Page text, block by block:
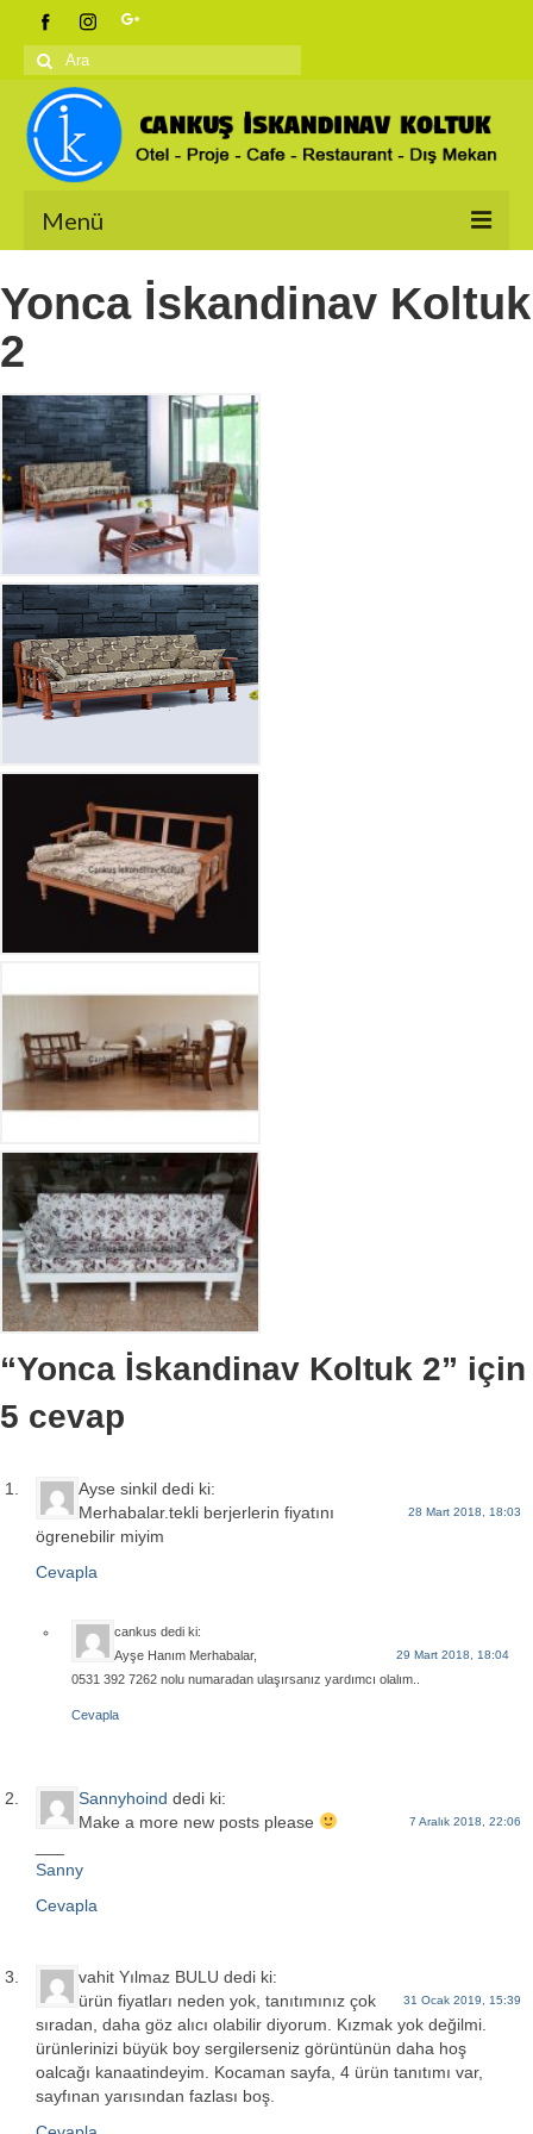
Şunu
ara:
Menü
Berjerler
Salon Takımları
Bahçe Koltukları
Balkon Koltukları
Hakkımızda
İletişim
Yonca İskandinav Koltuk
2
“Yonca İskandinav Koltuk 2” için
5 cevap
Ayse sinkil dedi ki:
28 Mart 2018, 18:03
Merhabalar.tekli berjerlerin fiyatını
ögrenebilir miyim
Cevapla
cankus dedi ki:
29 Mart 2018, 18:04
Ayşe Hanım Merhabalar,
0531 392 7262 nolu numaradan ulaşırsanız yardımcı olalım..
Cevapla
Sannyhoind dedi ki:
7 Aralık 2018, 22:06
Make a more new posts please
Sanny
Cevapla
vahit Yılmaz BULU dedi ki:
31 Ocak 2019, 15:39
ürün fiyatları neden yok, tanıtımınız çok
sıradan, daha göz alıcı olabilir diyorum. Kızmak yok değilmi.
ürünlerinizi büyük boy sergilerseniz görüntünün daha hoş
oalcağı kanaatindeyim. Kocaman sayfa, 4 ürün tanıtımı var,
sayfınan yarısından fazlası boş.